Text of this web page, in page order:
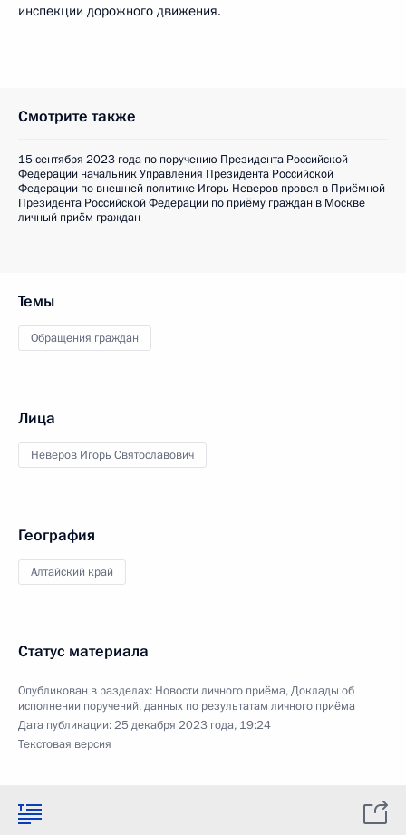
инспекции дорожного движения.
Смотрите также
15 сентября 2023 года по поручению Президента Российской
Федерации начальник Управления Президента Российской
Федерации по внешней политике Игорь Неверов провел в Приёмной
Президента Российской Федерации по приёму граждан в Москве
личный приём граждан
Темы
Обращения граждан
Лица
Неверов Игорь Святославович
География
Алтайский край
Статус материала
Опубликован в разделах: Новости личного приёма,Доклады об
исполнении поручений, данных по результатам личного приёма
Дата публикации:25 декабря 2023 года, 19:24
Текстовая версия